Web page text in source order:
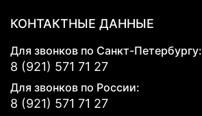
КОНТАКТНЫЕ ДАННЫЕ
Для звонков по Санкт-Петербургу:
8 (921) 571 71 27
Для звонков по России:
8 (921) 571 71 27